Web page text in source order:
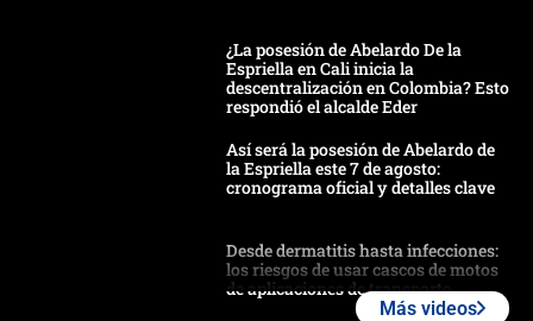
¿La posesión de Abelardo De la
Espriella en Cali inicia la
descentralización en Colombia? Esto
respondió el alcalde Eder
Así será la posesión de Abelardo de
la Espriella este 7 de agosto:
cronograma oficial y detalles clave
Desde dermatitis hasta infecciones:
los riesgos de usar cascos de motos
de aplicaciones de transporte
Más videos